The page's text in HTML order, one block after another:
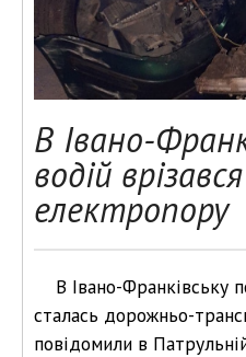
В Івано-
водій
електропору
В Івано-Франківську
сталась дорожньо-
повідомили в